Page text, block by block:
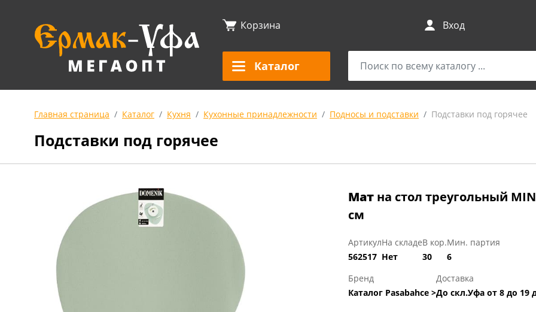
Корзина Вход
Каталог
Главная страница Каталог Кухня Кухонные принадлежности Подносы и подставки Подставки под горячее
Подставки под горячее
Мат на стол треугольный
см
Артикул
562517
На складе
Нет
В кор.
30
Мин. партия
6
Бренд
Каталог Pasabahce >
Доставка
До скл.Уфа от 8 до 19